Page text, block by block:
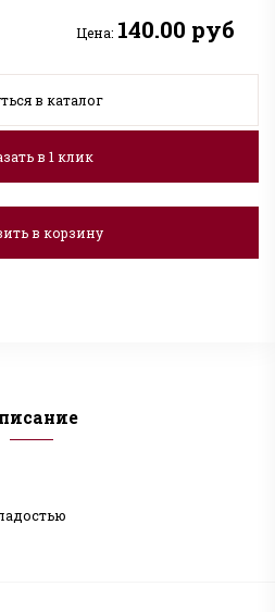
Цена: 140.00 руб
в каталог
в 1 клик
в корзину